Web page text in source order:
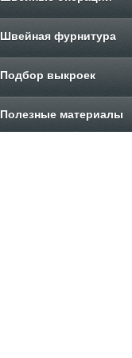
Швейная фурнитура
Подбор выкроек
Полезные материалы